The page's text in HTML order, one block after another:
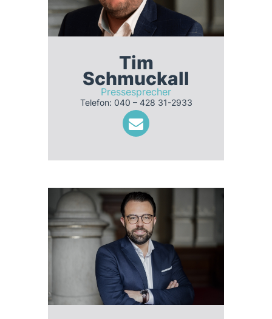
Tim
Schmuckall
Pressesprecher
Telefon: 040 – 428 31-2933